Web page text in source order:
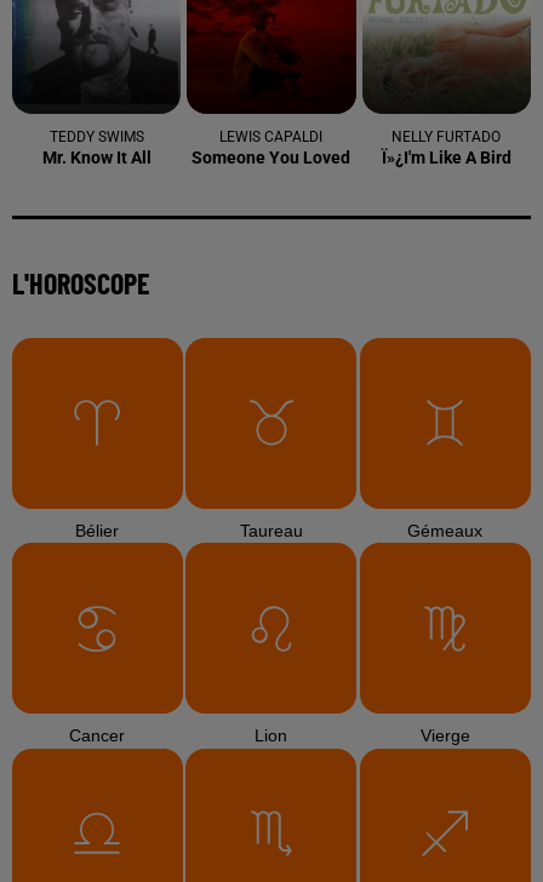
TEDDY SWIMS
Mr. Know It All
LEWIS CAPALDI
Someone You Loved
NELLY FURTADO
Ï»¿i'm Like A Bird
L'HOROSCOPE
Bélier Taureau Gémeaux
Cancer Lion Vierge